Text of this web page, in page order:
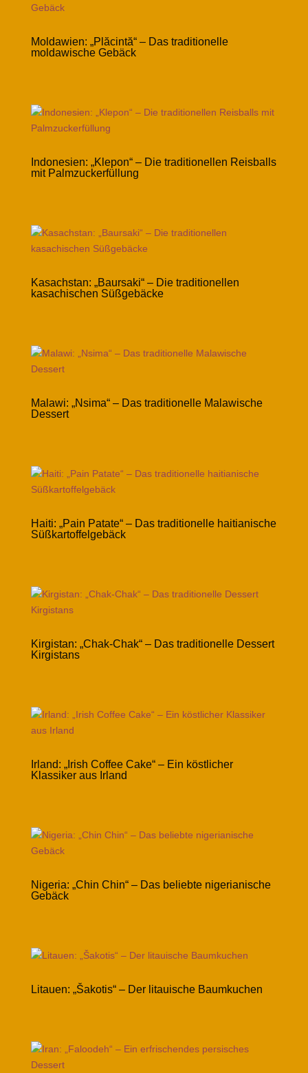
Moldawien: „Plăcintă“ – Das traditionelle
moldawische Gebäck
Indonesien: „Klepon“ – Die traditionellen Reisballs
mit Palmzuckerfüllung
Kasachstan: „Baursaki“ – Die traditionellen
kasachischen Süßgebäcke
Malawi: „Nsima“ – Das traditionelle Malawische
Dessert
Haiti: „Pain Patate“ – Das traditionelle haitianische
Süßkartoffelgebäck
Kirgistan: „Chak-Chak“ – Das traditionelle Dessert
Kirgistans
Irland: „Irish Coffee Cake“ – Ein köstlicher
Klassiker aus Irland
Nigeria: „Chin Chin“ – Das beliebte nigerianische
Gebäck
Litauen: „Šakotis“ – Der litauische Baumkuchen